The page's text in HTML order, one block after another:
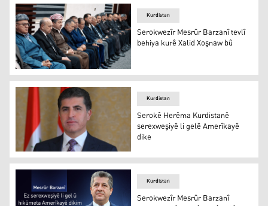
Serokwezîr Mesrûr Barzanî tevlî behiya kurê Xalid
Kurdistan
Serokwezîr Mesrûr Barzanî tevlî
behiya kurê Xalid Xoşnaw bû
Nêçîrvan Barzanî
Kurdistan
Serokê Herêma Kurdistanê
serexweşiyê li gelê Amerîkayê
dike
Kurdistan
Serokwezîr Mesrûr Barzanî